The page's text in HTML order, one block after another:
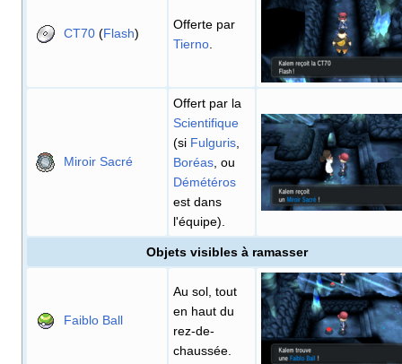
CT70 (Flash)
Offerte par
Tierno
Miroir Sacré
Offert par la
Scientifique
(si Fulguris
Boréas , ou
Démétéros
est dans
l'équipe).
Objets visibles à ramasser
Faiblo Ball
Au sol, tout
en haut du
rez-de-
chaussée.